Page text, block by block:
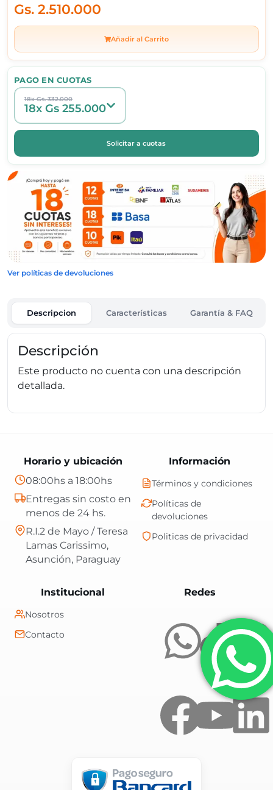
Gs. 2.510.000
Añadir al Carrito
PAGO EN CUOTAS
18x Gs. 332.000
18x Gs 255.000
Solicitar a cuotas
Ver políticas de devoluciones
Descripcion Características Garantía & FAQ
Descripción
Este producto no cuenta con una descripción
detallada.
RedesCentral Shop es
Información
Términos y condiciones
Políticas de
devoluciones
Politicas de privacidad
Institucional
Nosotros
Contacto
Horario y ubicación
08:00hs a 18:00hs
Entregas sin costo en
menos de 24 hs.
R.I.2 de Mayo / Teresa
Lamas Carissimo,
Asunción, Paraguay